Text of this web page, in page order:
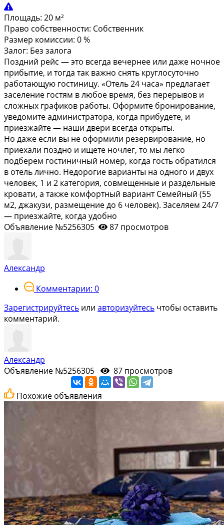
Площадь: 20 м²
Право собственности: Собственник
Размер комиссии: 0 %
Залог: Без залога
Поздний рейс — это всегда вечернее или даже ночное
прибытие, и тогда так важно снять круглосуточно
работающую гостиницу. «Отель 24 часа» предлагает
заселение гостям в любое время, без перерывов и
сложных графиков работы. Оформите бронирование,
уведомите администратора, когда прибудете, и
приезжайте — наши двери всегда открыты.
Но даже если вы не оформили резервирование, но
приехали поздно и ищете ночлег, то мы легко
подберем гостиничный номер, когда гость обратился
в отель лично. Недорогие варианты на одного и двух
человек, 1 и 2 категория, совмещенные и раздельные
кровати, а также комфортный вариант Семейный (55
м2, джакузи, размещение до 6 человек). Заселяем 24/7
— приезжайте, когда удобно
Объявление №5256305
87 просмотров
Александр
Комментарии: 0
Зарегистрируйтесь или авторизуйтесь чтобы оставить
комментарий.
Александр
Объявление №5256305
87 просмотров
Похожие объявления